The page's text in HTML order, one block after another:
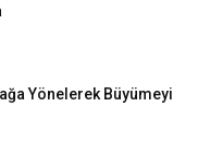
Yönelerek Büyümeyi